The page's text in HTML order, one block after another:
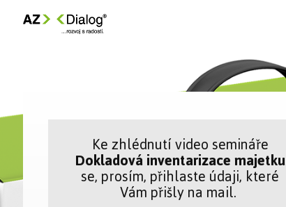
Ke zhlédnutí video semináře
Dokladová inventarizace majetku
se, prosím, přihlaste údaji, které
Vám přišly na mail.